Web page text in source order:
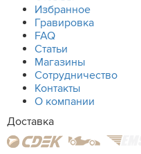
Избранное
Гравировка
FAQ
Статьи
Магазины
Сотрудничество
Контакты
О компании
Доставка